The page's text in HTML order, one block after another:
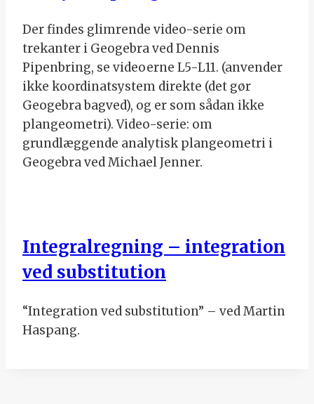
Der findes glimrende video-serie om
trekanter i Geogebra ved Dennis
Pipenbring, se videoerne L5-L11. (anvender
ikke koordinatsystem direkte (det gør
Geogebra bagved), og er som sådan ikke
plangeometri). Video-serie: om
grundlæggende analytisk plangeometri i
Geogebra ved Michael Jenner.
Integralregning – integration
ved substitution
“Integration ved substitution” – ved Martin
Haspang.